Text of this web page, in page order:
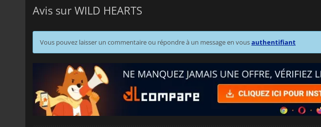
Avis sur WILD HEARTS
Vous pouvez laisser un commentaire ou répondre à un message en vousauthentifiant